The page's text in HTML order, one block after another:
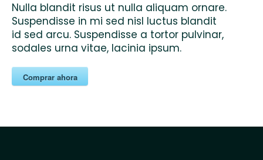
Nulla blandit risus ut nulla aliquam ornare.
Suspendisse in mi sed nisl luctus blandit
id sed arcu. Suspendisse a tortor pulvinar,
sodales urna vitae, lacinia ipsum.
Comprar ahora